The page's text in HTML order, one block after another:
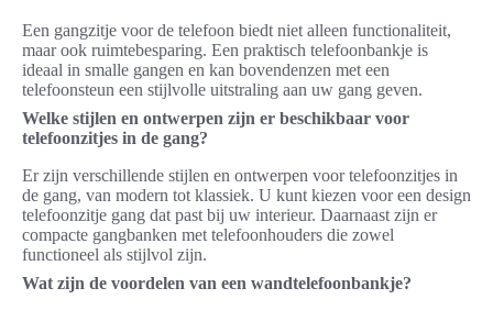
Een gangzitje voor de telefoon biedt niet alleen functionaliteit,
maar ook ruimtebesparing. Een praktisch telefoonbankje is
ideaal in smalle gangen en kan bovendenzen met een
telefoonsteun een stijlvolle uitstraling aan uw gang geven.
Welke stijlen en ontwerpen zijn er beschikbaar voor
telefoonzitjes in de gang?
Er zijn verschillende stijlen en ontwerpen voor telefoonzitjes in
de gang, van modern tot klassiek. U kunt kiezen voor een design
telefoonzitje gang dat past bij uw interieur. Daarnaast zijn er
compacte gangbanken met telefoonhouders die zowel
functioneel als stijlvol zijn.
Wat zijn de voordelen van een wandtelefoonbankje?